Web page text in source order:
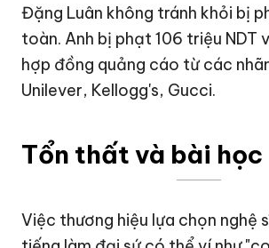
Đặng Luân không tránh khỏi bị
toàn. Anh bị phạt106 triệu NDT
hợp đồng quảng cáo từ các
Unilever, Kellogg's, Gucci.
Tổn thất và bài học
Việc thương hiệu lựa chọn nghệ